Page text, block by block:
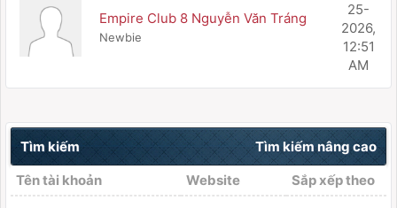
Empire Club 8 Nguyễn Văn Tráng
Newbie
25-
2026,
12:51
AM
Tìm kiếm nâng cao
Tìm kiếm
Tên tài khoản
Website Sắp xếp theo